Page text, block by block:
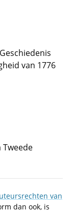
van 1776
Tweede
van
dan ook, is